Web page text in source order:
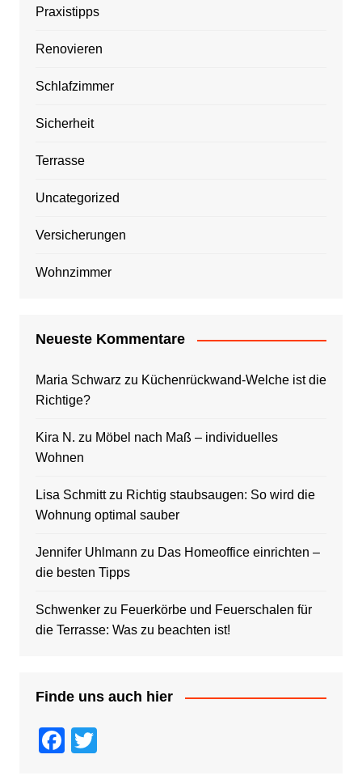
Praxistipps
Renovieren
Schlafzimmer
Sicherheit
Terrasse
Uncategorized
Versicherungen
Wohnzimmer
Neueste Kommentare
Maria Schwarzzu Küchenrückwand-Welche ist die
Richtige?
Kira N. zu Möbel nach Maß – individuelles
Wohnen
Lisa Schmittzu Richtig staubsaugen: So wird die
Wohnung optimal sauber
Jennifer Uhlmann zu Das Homeoffice einrichten –
die besten Tipps
Schwenkerzu Feuerkörbe und Feuerschalen für
die Terrasse: Was zu beachten ist!
Finde uns auch hier
F